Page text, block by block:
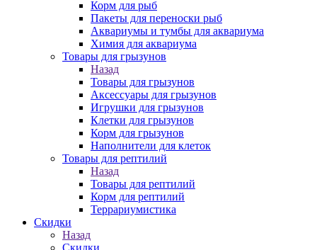
Корм для рыб
Пакеты для переноски рыб
Аквариумы и тумбы для аквариума
Химия для аквариума
Товары для грызунов
Назад
Товары для грызунов
Аксессуары для грызунов
Игрушки для грызунов
Клетки для грызунов
Корм для грызунов
Наполнители для клеток
Товары для рептилий
Назад
Товары для рептилий
Корм для рептилий
Террариумистика
Скидки
Назад
Скидки